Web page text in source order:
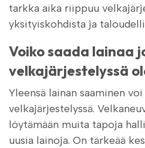
tarkka aika riippuu
yksityiskohdista ja
Voiko saada lainaa
velkajärjestelyssä
Yleensä lainan saaminen
velkajärjestelyssä.
löytämään muita tapoja
uusia lainoja. On tärkeää